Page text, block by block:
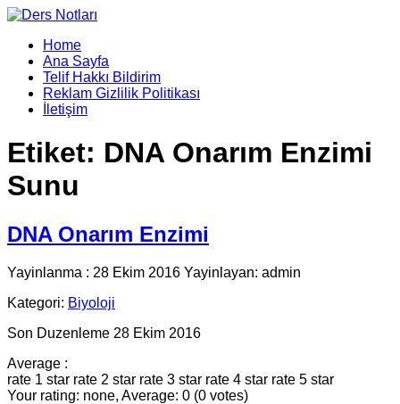
Home
Ana Sayfa
Telif Hakkı Bildirim
Reklam Gizlilik Politikası
İletişim
Etiket: DNA Onarım Enzimi
Sunu
DNA Onarım Enzimi
Yayinlanma : 28 Ekim 2016 Yayinlayan: admin
Kategori: Biyoloji
Son Duzenleme 28 Ekim 2016
Average :
rate 1 star rate 2 star rate 3 star rate 4 star rate 5 star
Your rating: none, Average: 0 (0 votes)